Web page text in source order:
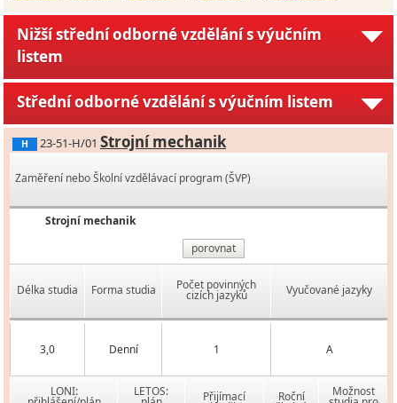
Nižší střední odborné vzdělání s výučním
listem
Střední odborné vzdělání s výučním listem
H 23-51-H/01 Strojní mechanik
Zaměření nebo Školní vzdělávací program (ŠVP)
Strojní mechanik
porovnat
Délka studia Forma studia Počet povinných
cizích jazyků Vyučované jazyky
3,0 Denní 1 A
LONI: LETOS: Přijímací Roční Možnost